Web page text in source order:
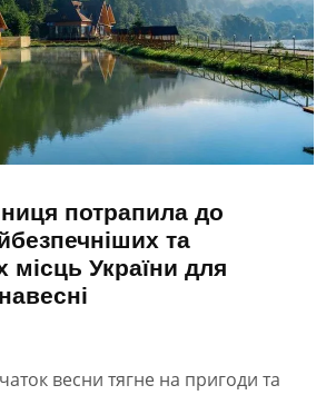
потрапила до
та
місць України для
весни тягне на пригоди та